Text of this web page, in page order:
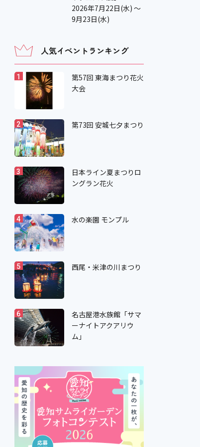
2026年7月22日(水) ～
9月23日(水)
人気イベントランキング
1
第57回 東海まつり花火
大会
2 第73回 安城七夕まつり
3
日本ライン夏まつりロ
ングラン花火
4 水の楽園 モンプル
5 西尾・米津の川まつり
6
名古屋港水族館「サマ
ーナイトアクアリウ
ム」